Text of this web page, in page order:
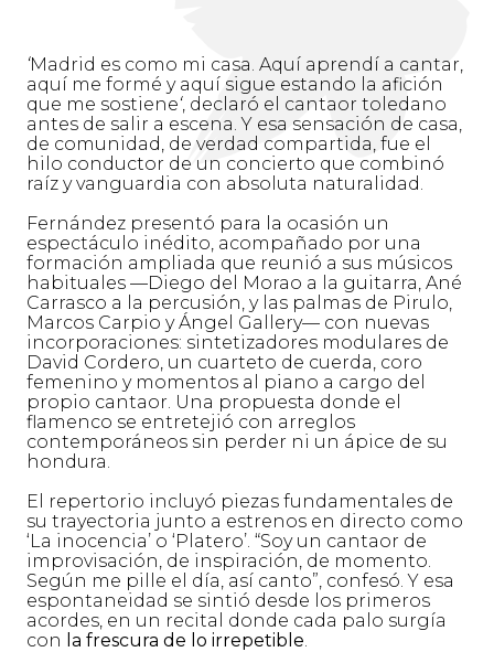
‘Madrid es como mi casa. Aquí aprendí a cantar,
aquí me formé y aquí sigue estando la afición
que me sostiene‘, declaró el cantaor toledano
antes de salir a escena. Y esa sensación de casa,
de comunidad, de verdad compartida, fue el
hilo conductor de un concierto que combinó
raíz y vanguardia con absoluta naturalidad.
Fernández presentó para la ocasión un
espectáculo inédito, acompañado por una
formación ampliada que reunió a sus músicos
habituales —Diego del Morao a la guitarra, Ané
Carrasco a la percusión, y las palmas de Pirulo,
Marcos Carpio y Ángel Gallery— con nuevas
incorporaciones: sintetizadores modulares de
David Cordero, un cuarteto de cuerda, coro
femenino y momentos al piano a cargo del
propio cantaor. Una propuesta donde el
flamenco se entretejió con arreglos
contemporáneos sin perder ni un ápice de su
hondura.
El repertorio incluyó piezas fundamentales de
su trayectoria junto a estrenos en directo como
‘La inocencia’ o ‘Platero’. “Soy un cantaor de
improvisación, de inspiración, de momento.
Según me pille el día, así canto”, confesó. Y esa
espontaneidad se sintió desde los primeros
acordes, en un recital donde cada palo surgía
con la frescura de lo irrepetible